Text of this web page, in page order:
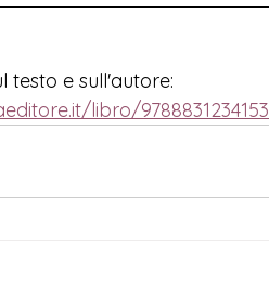
testo e sull'autore:
libro/9788831234153